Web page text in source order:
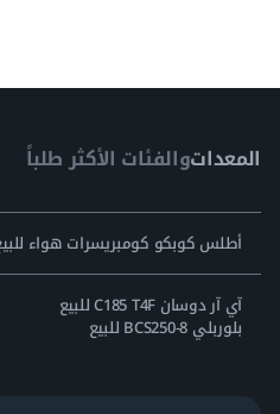
المعداتوالفئات الأكثر طلباً
أطلس كوبكو كومبريسرات هواء
آي آر دوسان C185 T4F للبيع
بلوربلي BCS250-8 للبيع